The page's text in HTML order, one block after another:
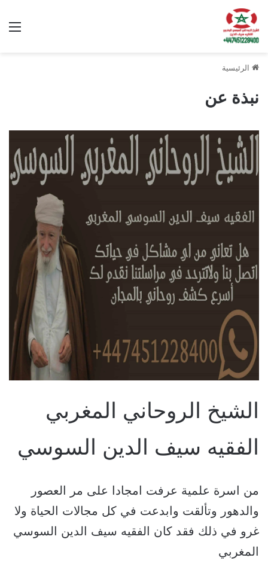
الرئيسية
نبذة عن
الشيخ الروحاني المغربي
الفقيه سيف الدين السوسي
من اسرة علمية عرفت امجادا على مر العصور
والدهور وتألقت وابدعت في كل مجالات الحياة ولا
غرو في ذلك فقد كان الفقيه سيف الدين السوسي
المغربي